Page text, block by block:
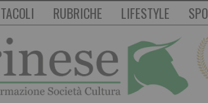
RUBRICHE LIFESTYLE